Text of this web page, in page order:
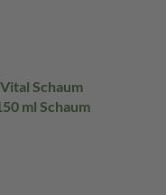
Schaum
ml Schaum